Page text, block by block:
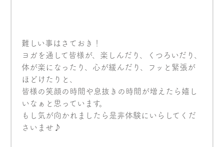
難しい事はさておき！
ヨガを通して皆様が、楽しんだり、くつろいだり、
体が楽になったり、心が緩んだり、フッと緊張が
ほどけたりと、
皆様の笑顔の時間や息抜きの時間が増えたら嬉し
いなぁと思っています。
もし気が向かれましたら是非体験にいらしてくだ
さいませ♪